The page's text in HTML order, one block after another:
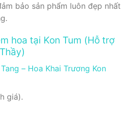
bảo sản phẩm luôn đẹp nhất
hoa tại Kon Tum (Hỗ trợ
– Hoa Khai Trương Kon
giá).